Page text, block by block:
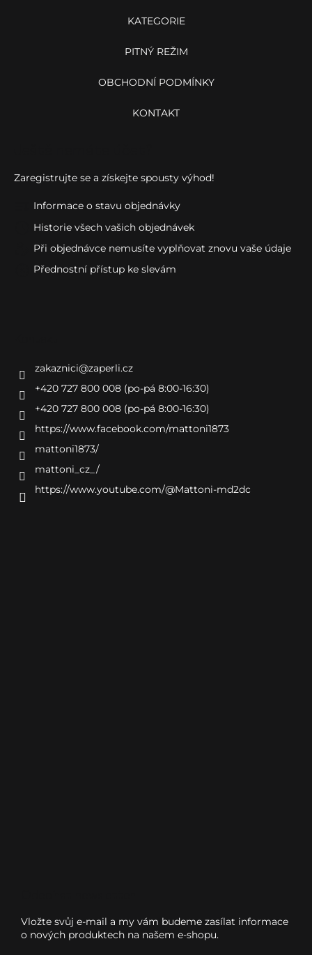
KATEGORIE
PITNÝ REŽIM
OBCHODNÍ PODMÍNKY
KONTAKT
Vložte svůj e-mail a my vám budeme zasílat informace
o nových produktech na našem e-shopu.
Zaregistrujte se a získejte spousty výhod!
Informace o stavu objednávky
Historie všech vašich objednávek
Při objednávce nemusíte vyplňovat znovu vaše údaje
Přednostní přístup ke slevám
zakaznici@zaperli.cz
+420 727 800 008 (po-pá 8:00-16:30)
+420 727 800 008 (po-pá 8:00-16:30)
https://www.facebook.com/mattoni1873
mattoni1873/
mattoni_cz_/
https://www.youtube.com/@Mattoni-md2dc